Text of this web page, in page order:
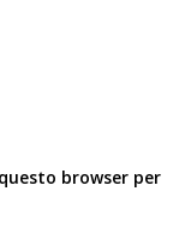
browser per